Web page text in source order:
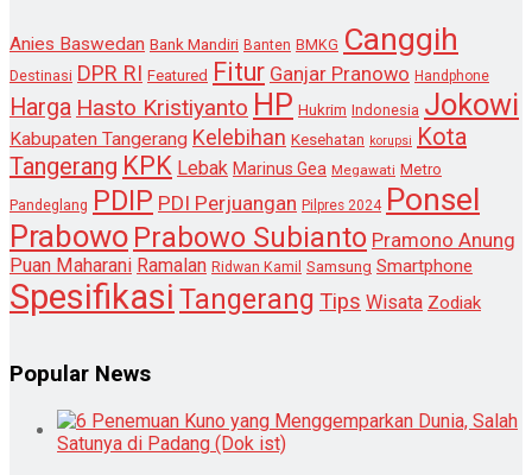
Anies Baswedan Bank Mandiri Banten BMKG Canggih
Destinasi DPR RI Featured Fitur Ganjar Pranowo Handphone
Harga Hasto Kristiyanto HP Hukrim Indonesia Jokowi
Kabupaten Tangerang Kelebihan Kesehatan korupsi Kota
Tangerang KPK Lebak Marinus Gea Megawati Metro
Pandeglang PDIP PDI Perjuangan Pilpres 2024 Ponsel
Prabowo Prabowo Subianto Pramono Anung
Puan Maharani Ramalan Ridwan Kamil Samsung Smartphone
Spesifikasi Tangerang Tips Wisata Zodiak
Popular News